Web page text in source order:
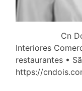
Cn Dois
Interiores
restaurantes •
https://